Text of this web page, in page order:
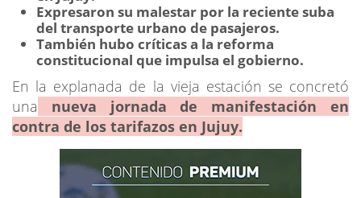
Expresaron su malestar por la reciente suba
del transporte urbano de pasajeros.
También hubo críticas a la reforma
constitucional que impulsa el gobierno.
En la explanada de la vieja estación se concretó
una nueva jornada de manifestación en
contra de los tarifazos en Jujuy.